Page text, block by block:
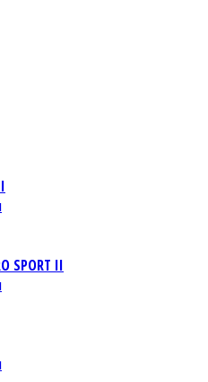
SPORT II